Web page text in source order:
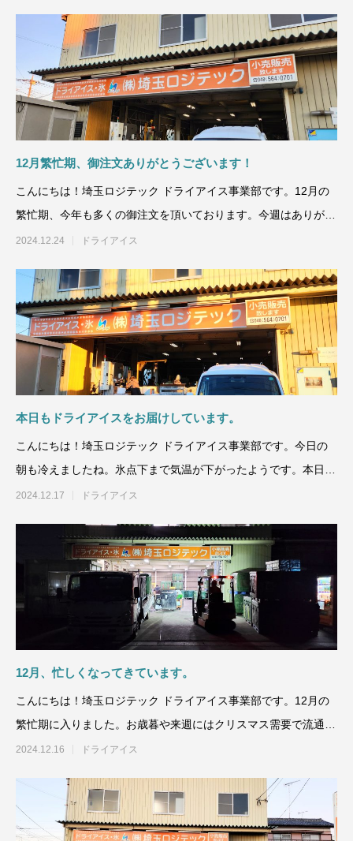
12月繁忙期、御注文ありがとうございます！
こんにちは！埼玉ロジテック ドライアイス事業部です。12月の
繁忙期、今年も多くの御注文を頂いております。今週はありがた
いことに、特に受注件
2024.12.24 ドライアイス
本日もドライアイスをお届けしています。
こんにちは！埼玉ロジテック ドライアイス事業部です。今日の
朝も冷えましたね。氷点下まで気温が下がったようです。本日も
ドライアイスを加工して
2024.12.17 ドライアイス
12月、忙しくなってきています。
こんにちは！埼玉ロジテック ドライアイス事業部です。12月の
繁忙期に入りました。お歳暮や来週にはクリスマス需要で流通が
立て込む時期です。弊
2024.12.16 ドライアイス